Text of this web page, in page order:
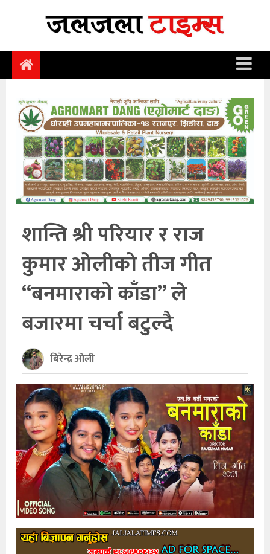
समाचार
समाज
राजनीति
आर्थिक
अन्तर्वार्ता
विचार
साहित्य/
सूचना
प्रविधि
खेलकुद
अन्तर्राष्ट्रिय
थप
शान्ति श्री परियार र राज
कुमार ओलीको तीज गीत
“बनमाराको काँडा” ले
बजारमा चर्चा बटुल्दै
बिरेन्द्र ओली